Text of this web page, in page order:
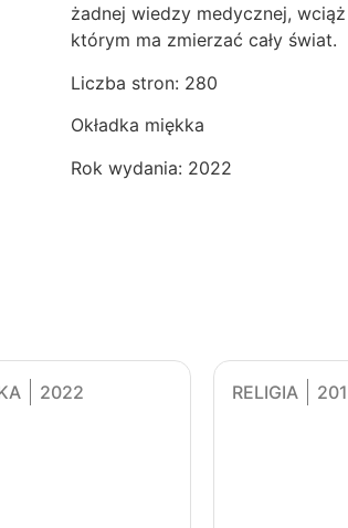
żadnej wiedzy medycznej,
którym ma zmierzać cały świat.
Liczba stron: 280
Okładka miękka
Rok wydania: 2022
2022 RELIGIA